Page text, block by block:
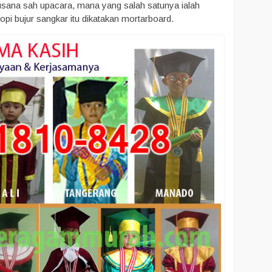
sah upacara, mana yang salah satunya ialah
bujur sangkar itu dikatakan mortarboard.